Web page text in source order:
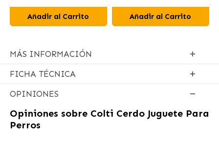
Añadir al Carrito Añadir al Carrito
MÁS INFORMACIÓN
FICHA TÉCNICA
OPINIONES
Opiniones sobre Colti Cerdo Juguete Para
Perros